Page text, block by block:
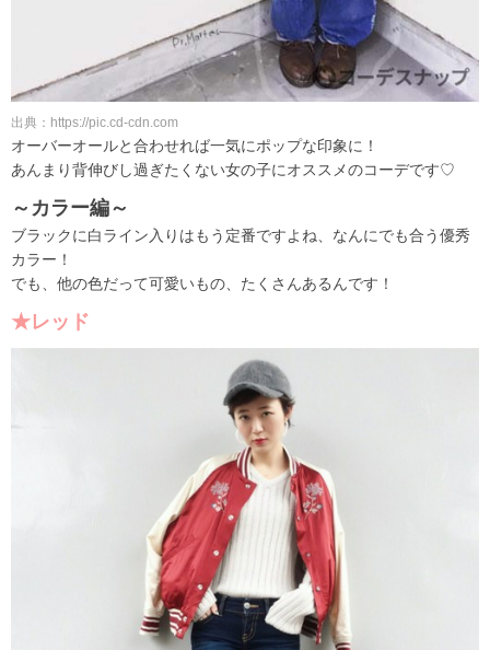
出典：https://pic.cd-cdn.com
オーバーオールと合わせれば一気にポップな印象に！
あんまり背伸びし過ぎたくない女の子にオススメのコーデです♡
～カラー編～
ブラックに白ライン入りはもう定番ですよね、なんにでも合う優秀
カラー！
でも、他の色だって可愛いもの、たくさんあるんです！
★レッド